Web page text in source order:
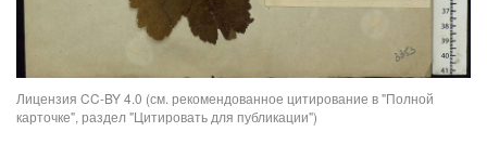
Лицензия CC-BY 4.0 (см. рекомендованное цитирование в "Полной
карточке", раздел "Цитировать для публикации")